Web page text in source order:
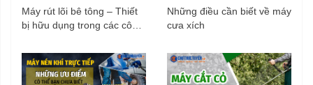
Máy rút lõi bê tông – Thiết
bị hữu dụng trong các công
Những điều cần biết về máy
cưa xích